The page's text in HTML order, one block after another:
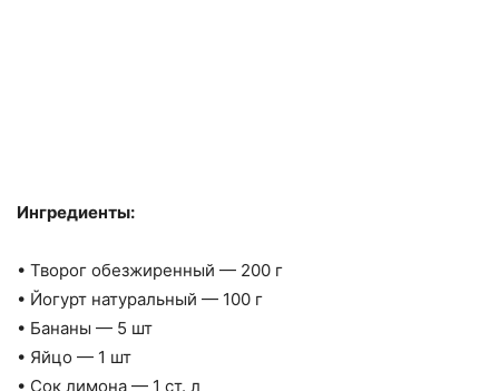
Ингредиенты:
• Творог обезжиренный — 200 г
• Йогурт натуральный — 100 г
• Бананы — 5 шт
• Яйцо — 1 шт
• Сок лимона — 1 ст. л